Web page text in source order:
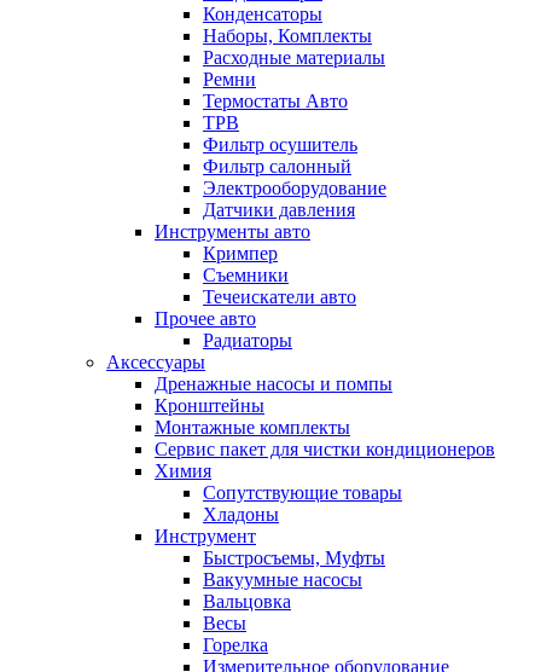
Конденсаторы
Наборы, Комплекты
Расходные материалы
Ремни
Термостаты Авто
ТРВ
Фильтр осушитель
Фильтр салонный
Электрооборудование
Датчики давления
Инструменты авто
Кримпер
Съемники
Течеискатели авто
Прочее авто
Радиаторы
Аксессуары
Дренажные насосы и помпы
Кронштейны
Монтажные комплекты
Сервис пакет для чистки кондиционеров
Химия
Сопутствующие товары
Хладоны
Инструмент
Быстросъемы, Муфты
Вакуумные насосы
Вальцовка
Весы
Горелка
Измерительное оборудование